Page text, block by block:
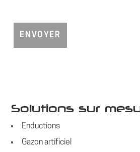
Solutions sur
Enductions
Gazon artificiel